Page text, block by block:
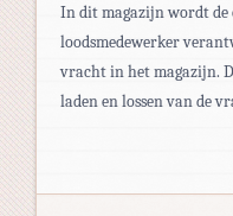
In dit magazijn wordt de
loodsmedewerker
vracht in het magazijn.
laden en lossen van de